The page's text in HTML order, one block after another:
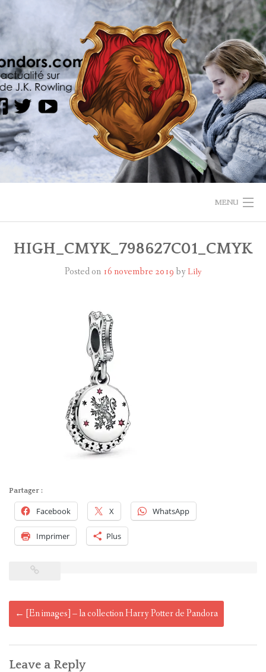
to
content
MENU
ANIMAUX FANTASTIQUES
PRODUITS DÉRIVÉS
HIGH_CMYK_798627C01_CMYK
Posted on 16 novembre 2019by Lily
Partager :
Facebook X WhatsApp
Imprimer Plus
Post
navigation
← [En images] – la collection Harry Potter de Pandora
Leave a Reply